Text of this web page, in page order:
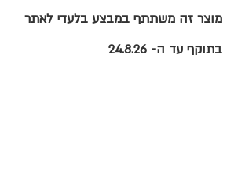
מוצר זה משתתף במבצע בלעדי לאתר
בתוקף עד ה- 24.8.26